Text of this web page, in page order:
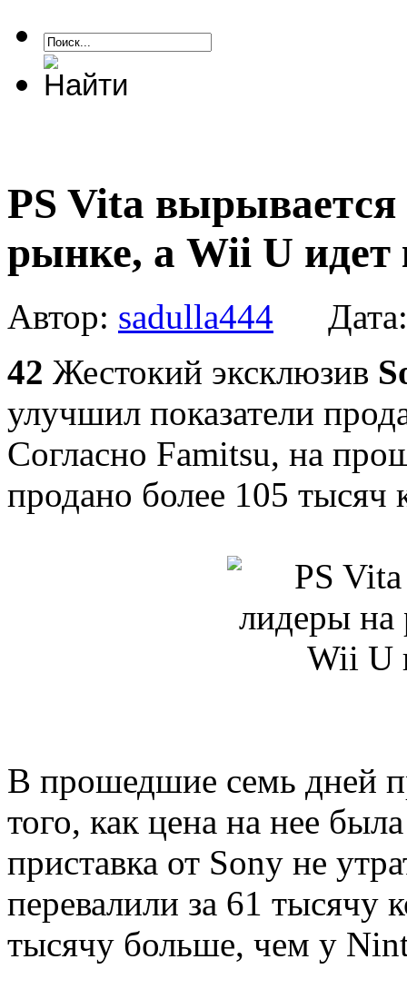
PS Vita
рынке, а Wii U идет
Автор: sadulla444
42 Жестокий эксклюзив
улучшил показатели
Согласно Famitsu, на
продано более 105 тысяч
В прошедшие семь дней
того, как цена на нее
приставка от Sony не
перевалили за 61 тысячу
тысячу больше, чем у